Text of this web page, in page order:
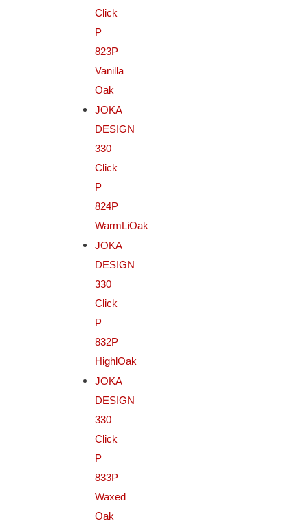
Click
P
823P
Vanilla
Oak
JOKA
DESIGN
330
Click
P
824P
WarmLiOak
JOKA
DESIGN
330
Click
P
832P
HighlOak
JOKA
DESIGN
330
Click
P
833P
Waxed
Oak